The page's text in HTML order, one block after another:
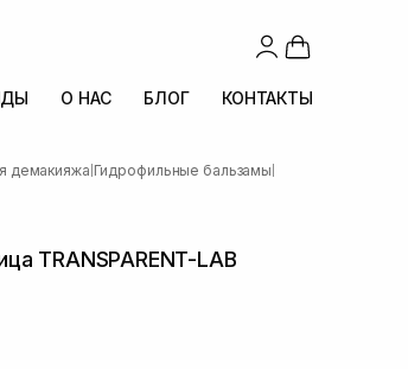
О НАС БЛОГ КОНТАКТЫ
демакияжа Гидрофильные бальзамы
TRANSPARENT-LAB